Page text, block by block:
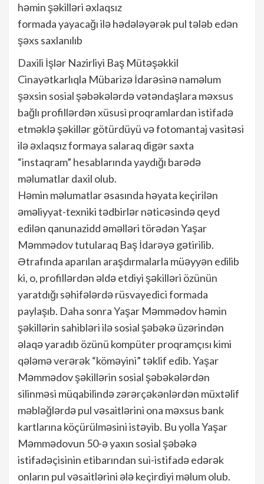
həmin şəkilləri əxlaqsız
formada yayacağı ilə hədələyərək pul tələb edən
şəxs saxlanılıb
Daxili İşlər Nazirliyi Baş Mütəşəkkil
Cinayətkarlıqla Mübarizə İdarəsinə naməlum
şəxsin sosial şəbəkələrdə vətəndaşlara məxsus
bağlı profillərdən xüsusi proqramlardan istifadə
etməklə şəkillər götürdüyü və fotomantaj vasitəsi
ilə əxlaqsız formaya salaraq digər saxta
“instaqram” hesablarında yaydığı barədə
məlumatlar daxil olub.
Həmin məlumatlar əsasında həyata keçirilən
əməliyyat-texniki tədbirlər nəticəsində qeyd
edilən qanunazidd əməlləri törədən Yaşar
Məmmədov tutularaq Baş İdarəyə gətirilib.
Ətrafında aparılan araşdırmalarla müəyyən edilib
ki, o, profillərdən əldə etdiyi şəkilləri özünün
yaratdığı səhifələrdə rüsvayedici formada
paylaşıb. Daha sonra Yaşar Məmmədov həmin
şəkillərin sahibləri ilə sosial şəbəkə üzərindən
əlaqə yaradıb özünü kompüter proqramçısı kimi
qələmə verərək “köməyini” təklif edib. Yaşar
Məmmədov şəkillərin sosial şəbəkələrdən
silinməsi müqabilində zərərçəkənlərdən müxtəlif
məbləğlərdə pul vəsaitlərini ona məxsus bank
kartlarına köçürülməsini istəyib. Bu yolla Yaşar
Məmmədovun 50-ə yaxın sosial şəbəkə
istifadəçisinin etibarından sui-istifadə edərək
onların pul vəsaitlərini ələ keçirdiyi məlum olub.